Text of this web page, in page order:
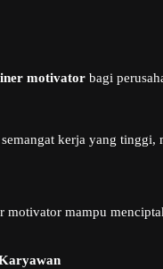
motivator bagi
kerja yang
motivator mampu